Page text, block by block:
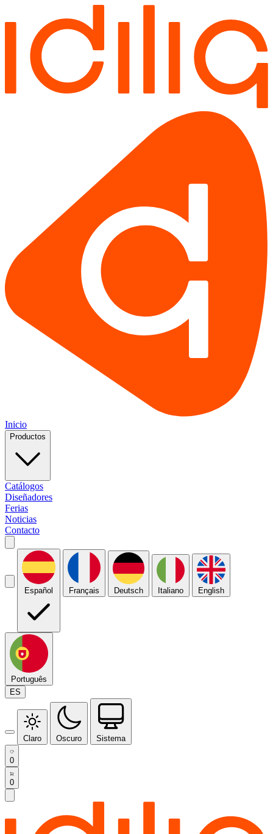
Inicio
Productos
Catálogos
Diseñadores
Ferias
Noticias
Contacto
Español Français Deutsch Italiano English
Português
ES
Claro Oscuro Sistema
0
0